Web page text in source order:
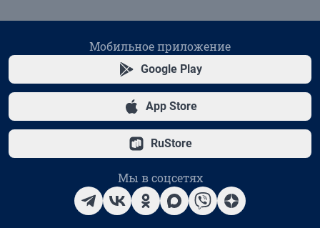
Мобильное приложение
Google Play
App Store
RuStore
Мы в соцсетях